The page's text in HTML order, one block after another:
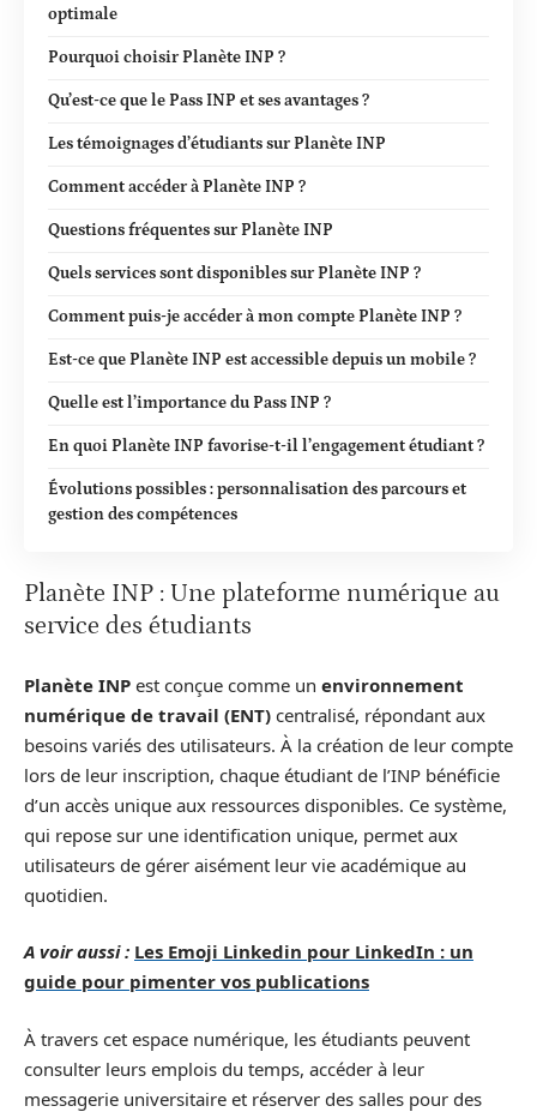
optimale
Pourquoi choisir Planète INP ?
Qu’est-ce que le Pass INP et ses avantages ?
Les témoignages d’étudiants sur Planète INP
Comment accéder à Planète INP ?
Questions fréquentes sur Planète INP
Quels services sont disponibles sur Planète INP ?
Comment puis-je accéder à mon compte Planète INP ?
Est-ce que Planète INP est accessible depuis un mobile ?
Quelle est l’importance du Pass INP ?
En quoi Planète INP favorise-t-il l’engagement étudiant ?
Évolutions possibles : personnalisation des parcours et
gestion des compétences
Planète INP : Une plateforme numérique au
service des étudiants
Planète INP est conçue comme un environnement
numérique de travail (ENT) centralisé, répondant aux
besoins variés des utilisateurs. À la création de leur compte
lors de leur inscription, chaque étudiant de l’INP bénéficie
d’un accès unique aux ressources disponibles. Ce système,
qui repose sur une identification unique, permet aux
utilisateurs de gérer aisément leur vie académique au
quotidien.
A voir aussi : Les Emoji Linkedin pour LinkedIn : un
guide pour pimenter vos publications
À travers cet espace numérique, les étudiants peuvent
consulter leurs emplois du temps, accéder à leur
messagerie universitaire et réserver des salles pour des